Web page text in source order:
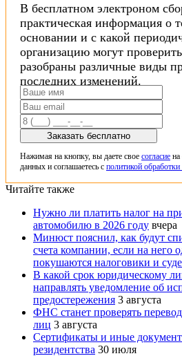
В бесплатном электроном
практическая информация о
основании и с какой
организацию могут
разобраны различные виды
последних изменений.
Заказать бесплатно
Нажимая на кнопку, вы даете свое согласие на
данных и соглашаетесь с политикой
Читайте также
Нужно ли платить налог на
автомобилю в 2026 году вчера
Минюст пояснил, как будут
счета компании, если на него
покушаются налоговики и
В какой срок юридическому
направлять уведомление об
предостережения 3 августа
ФНС станет проверять
лиц 3 августа
Сертификаты и иные
резидентства 30 июля